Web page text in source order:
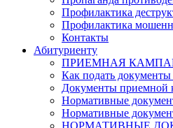
Профилактика
Профилактика
Контакты
Абитуриенту
ПРИЕМНАЯ
Как подать документы
Документы приемной
Нормативные
Нормативные
НОРМАТИВНЫЕ